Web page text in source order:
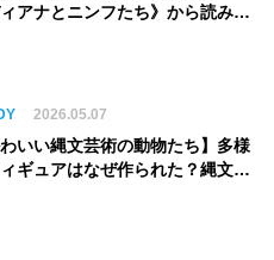
ィアナとニンフたち》から読み解
2026.05.07
わいい縄文芸術の動物たち】多様
ギュアはなぜ作られた？縄文人